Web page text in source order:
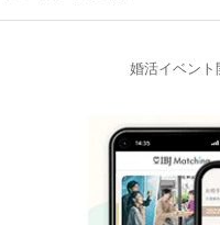
婚活イベント